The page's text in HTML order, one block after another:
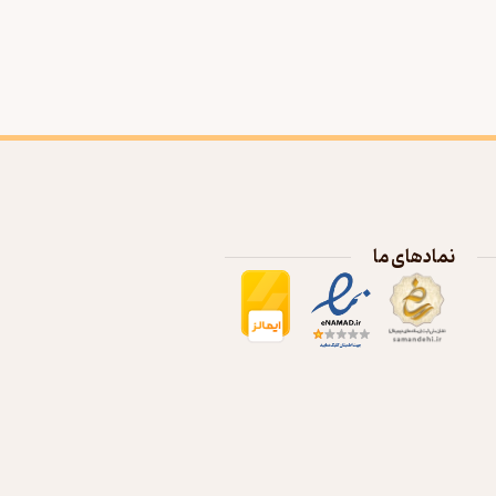
نمادهای ما